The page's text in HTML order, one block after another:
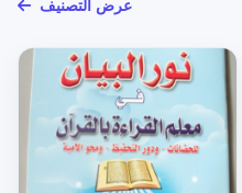
عرض التصنيف